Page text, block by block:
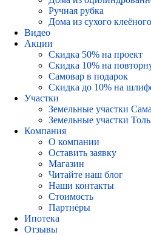
Ручная рубка
Дома из сухого
Видео
Акции
Скидка 50% на проект
Скидка 10% на
Самовар в подарок
Скидка до 10% на
Участки
Земельные участки
Земельные участки
Компания
О компании
Оставить заявку
Магазин
Читайте наш блог
Наши контакты
Стоимость
Партнёры
Ипотека
Отзывы